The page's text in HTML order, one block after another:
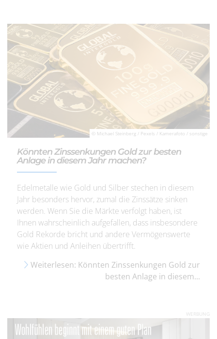
© Michael Steinberg / Pexels / Kamerafoto / sonstige
Könnten Zinssenkungen Gold zur besten
Anlage in diesem Jahr machen?
Edelmetalle wie Gold und Silber stechen in diesem
Jahr besonders hervor, zumal die Zinssätze sinken
werden. Wenn Sie die Märkte verfolgt haben, ist
Ihnen wahrscheinlich aufgefallen, dass insbesondere
Gold Rekorde bricht und andere Vermögenswerte
wie Aktien und Anleihen übertrifft.
Weiterlesen: Könnten Zinssenkungen Gold zur
besten Anlage in diesem...
WERBUNG